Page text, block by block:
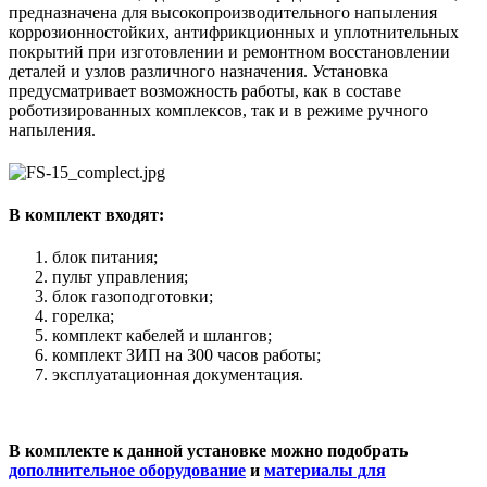
предназначена для высокопроизводительного напыления
коррозионностойких, антифрикционных и уплотнительных
покрытий при изготовлении и ремонтном восстановлении
деталей и узлов различного назначения. Установка
предусматривает возможность работы, как в составе
роботизированных комплексов, так и в режиме ручного
напыления.
В комплект входят:
блок питания;
пульт управления;
блок газоподготовки;
горелка;
комплект кабелей и шлангов;
комплект ЗИП на 300 часов работы;
эксплуатационная документация.
В комплекте к данной установке можно подобрать
дополнительное оборудование и материалы для